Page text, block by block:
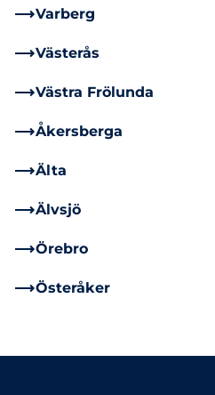
Varberg
Västerås
Västra Frölunda
Åkersberga
Älta
Älvsjö
Örebro
Österåker